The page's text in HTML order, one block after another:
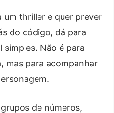
um thriller e quer prever
do código, dá para
simples. Não é para
mas para acompanhar
de números,